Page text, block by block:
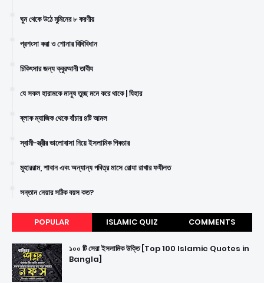
ঘুম থেকে উঠে মুমিনের ৮ করণীয়
প্রশংসা করা ও শোনার বিধিবিধান
চিকিৎসার জন্য ক্বুরআনী তাবীয
যে সকল হারামকে মানুষ তুচ্ছ মনে করে থাকে | যিহার
ব্লাক ম্যাজিক থেকে বাঁচার ৪টি আমল
স্বামী-স্ত্রীর ভালোবাসা নিয়ে ইসলামিক পিকচার
মুহাররাম, শাবান এবং অন্যান্য পবিত্র মাসে রোযা রাখার ফযীলত
সন্তান নেয়ার সঠিক বয়স কত?
POPULAR ISLAMIC QUIZ COMMENTS
১০০ টি সেরা ইসলামিক উক্তি [Top 100 Islamic Quotes in
Bangla]